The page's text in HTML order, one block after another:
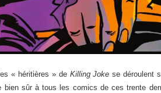
« héritières » de Killing Joke se déroulent
sûr à tous les comics de ces trente